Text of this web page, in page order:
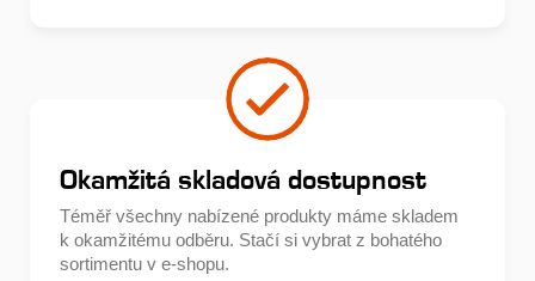
Okamžitá skladová dostupnost
Téměř všechny nabízené produkty máme skladem
k okamžitému odběru. Stačí si vybrat z bohatého
sortimentu v e-shopu.